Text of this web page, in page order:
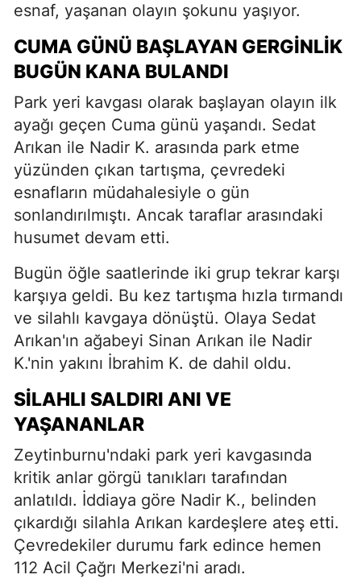
esnaf, yaşanan olayın şokunu yaşıyor.
CUMA GÜNÜ BAŞLAYAN GERGINLIK
BUGÜN KANA BULANDI
Park yeri kavgası olarak başlayan olayın ilk
ayağı geçen Cuma günü yaşandı. Sedat
Arıkan ile Nadir K. arasında park etme
yüzünden çıkan tartışma, çevredeki
esnafların müdahalesiyle o gün
sonlandırılmıştı. Ancak taraflar arasındaki
husumet devam etti.
Bugün öğle saatlerinde iki grup tekrar karşı
karşıya geldi. Bu kez tartışma hızla tırmandı
ve silahlı kavgaya dönüştü. Olaya Sedat
Arıkan'ın ağabeyi Sinan Arıkan ile Nadir
K.'nin yakını İbrahim K. de dahil oldu.
SILAHLI SALDIRI ANI VE
YAŞANANLAR
Zeytinburnu'ndaki park yeri kavgasında
kritik anlar görgü tanıkları tarafından
anlatıldı. İddiaya göre Nadir K., belinden
çıkardığı silahla Arıkan kardeşlere ateş etti.
Çevredekiler durumu fark edince hemen
112 Acil Çağrı Merkezi'ni aradı.